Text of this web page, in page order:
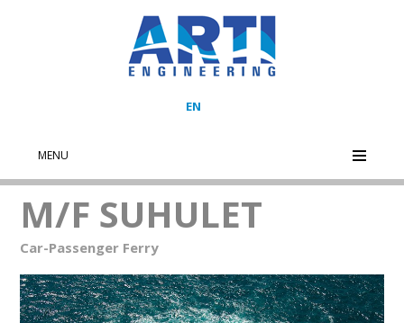
EN
MENU
M/F SUHULET
Car-Passenger Ferry